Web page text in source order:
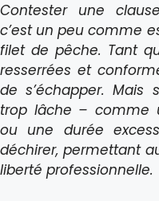
Contester une
c’est un peu comme
filet de pêche. Tant
resserrées et
de s’échapper. Mais
trop lâche – comme
ou une durée
déchirer, permettant
liberté professionnelle.